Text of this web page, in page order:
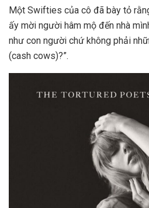
Một Swifties của cô đã bày tỏ
ấy mời người hâm mộ đến nhà
như con người chứ không phải
(cash cows)?”.